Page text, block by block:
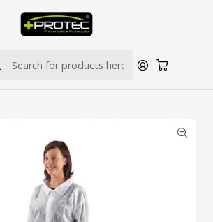
PARA ESTAMPADOS/BORDADOS // SINALÉTICA:
CONSULTA
Home Descartáveis
Aperto Frontal Velcro - FIELD